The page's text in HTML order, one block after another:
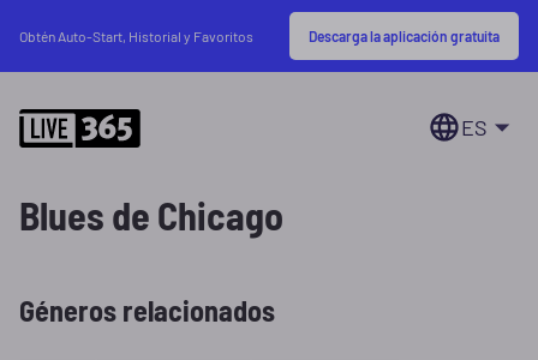
Obtén Auto-Start, Historial y Favoritos Descarga la aplicación gratuita
ES
Blues de Chicago
Géneros relacionados